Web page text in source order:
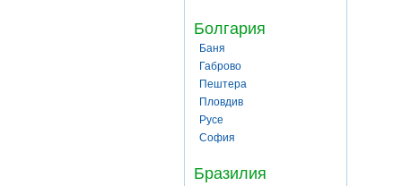
Болгария
Баня
Габрово
Пештера
Пловдив
Русе
София
Бразилия